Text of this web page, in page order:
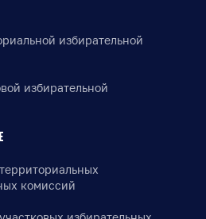
избирательной
избирательной
комиссий